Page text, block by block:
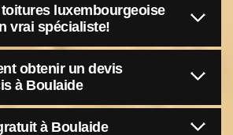
luxembourgeoise
vrai spécialiste!
obtenir un devis
à Boulaide
à Boulaide